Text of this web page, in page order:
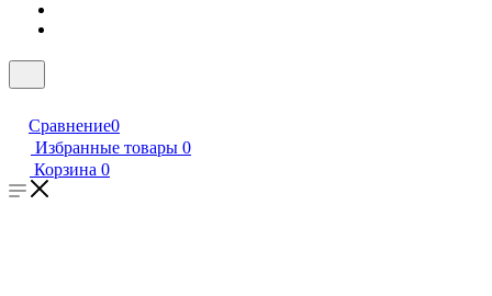
Сравнение0
Избранные товары 0
Корзина 0